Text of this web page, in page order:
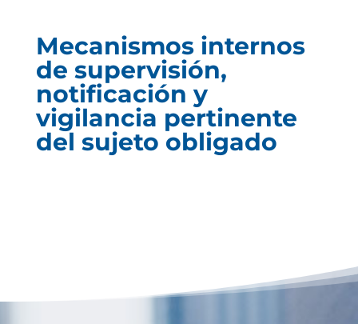
Mecanismos internos
de supervisión,
notificación y
vigilancia pertinente
del sujeto obligado